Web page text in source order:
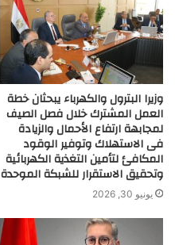
وزيرا البترول والكهرباء يبحثان خطة
العمل المشترك خلال فصل الصيف
لمجابهة ارتفاع الأحمال والزيادة
فى الاستهلاك وتوفير الوقود
المكافئ لتأمين التغذية الكهربائية
وتحقيق الاستقرار للشبكة الموحدة
يونيو 30, 2026